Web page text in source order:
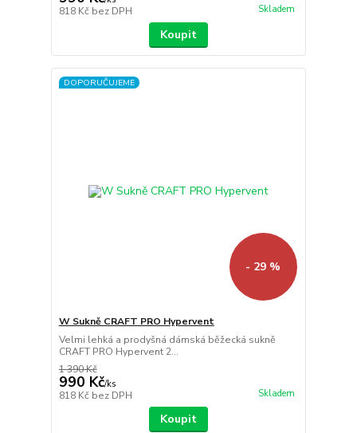
818 Kč bez DPH Skladem
Koupit
DOPORUČUJEME
- 29 %
W Sukně CRAFT PRO Hypervent
Velmi lehká a prodyšná dámská běžecká sukně
CRAFT PRO Hypervent 2...
1 390 Kč
990 Kč/ks
818 Kč bez DPH Skladem
Koupit